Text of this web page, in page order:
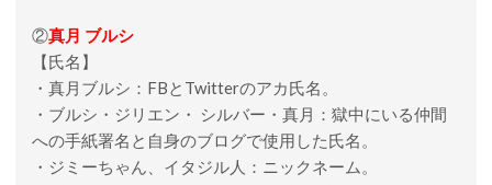
②真月 ブルシ
【氏名】
・真月ブルシ：FBとTwitterのアカ氏名。
・ブルシ・ジリエン・ シルバー・真月：獄中にいる仲間
への手紙署名と自身のブログで使用した氏名。
・ジミーちゃん、イタジル人：ニックネーム。